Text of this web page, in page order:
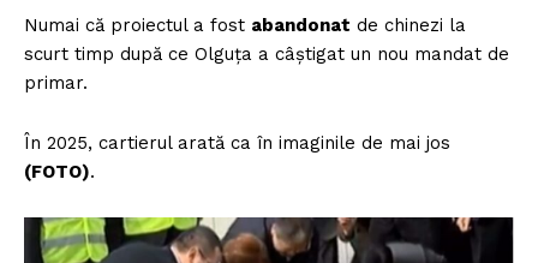
Numai că proiectul a fost abandonat de chinezi la
scurt timp după ce Olguța a câștigat un nou mandat de
primar.
În 2025, cartierul arată ca în imaginile de mai jos
(FOTO).